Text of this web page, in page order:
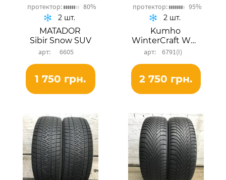
протектор: 80%
MATADOR
Sibir Snow SUV
6605
2 шт.
1 750 грн.
протектор: 95%
Kumho
WinterCraft WS71 SUV
6791(І)
2 шт.
2 750 грн.